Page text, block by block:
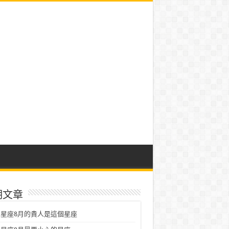
文章
座8月的貴人是這個星座